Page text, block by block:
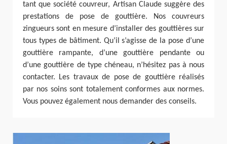
tant que société couvreur, Artisan Claude suggère des
prestations de pose de gouttière. Nos couvreurs
zingueurs sont en mesure d’installer des gouttières sur
tous types de bâtiment. Qu’il s’agisse de la pose d’une
gouttière rampante, d’une gouttière pendante ou
d’une gouttière de type chéneau, n’hésitez pas à nous
contacter. Les travaux de pose de gouttière réalisés
par nos soins sont totalement conformes aux normes.
Vous pouvez également nous demander des conseils.